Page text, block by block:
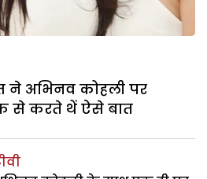
ने अभिनव कोहली पर
से करते थें ऐसे बात